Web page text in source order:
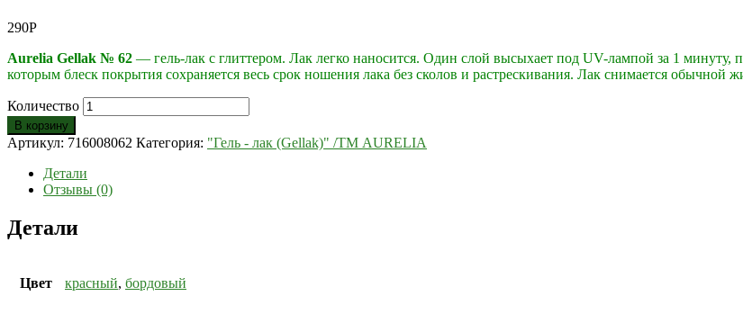
290Р
Aurelia Gellak № 62 — гель-лак с глиттером. Лак легко наносится. Один слой высыхает под UV-лампой за 1
которым блеск покрытия сохраняется весь срок ношения лака без сколов и растрескивания. Лак снимается обычной
Количество
В корзину
Артикул: 716008062 Категория: "Гель - лак (Gellak)" /ТМ AURELIA
Детали
Отзывы (0)
Детали
Цвет красный, бордовый